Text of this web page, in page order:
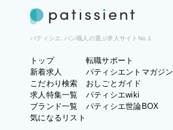
パティシエ、パン職人の選ぶ求人サイトNo.1
トップ
新着求人
こだわり検索
求人特集一覧
ブランド一覧
気になるリスト
転職サポート
パティシエントマガジン
おしごとガイド
パティシエwiki
パティシエ世論BOX